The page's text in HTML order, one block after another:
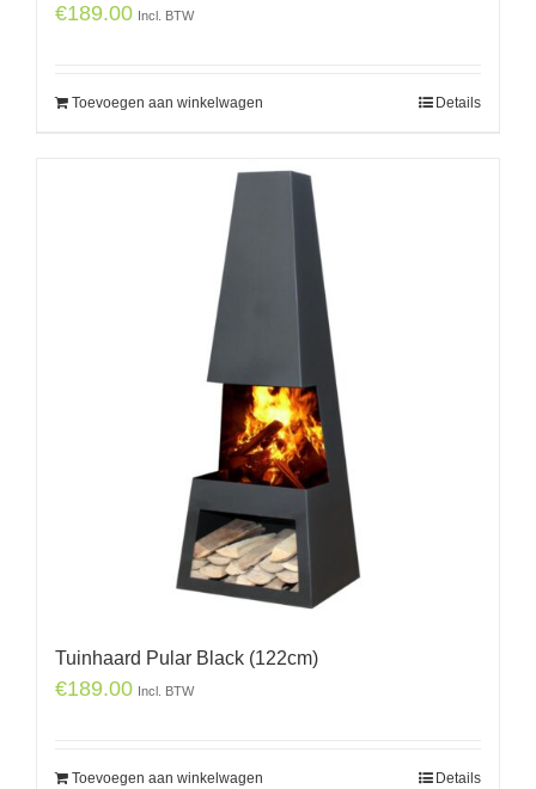
€189.00 Incl. BTW
Toevoegen aan winkelwagen Details
Tuinhaard Pular Black (122cm)
€189.00 Incl. BTW
Toevoegen aan winkelwagen Details